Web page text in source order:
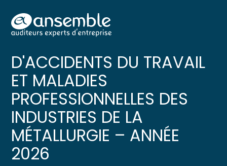
Aller
au
Créer et reprendre une activité
Gérer votre quotidien
Piloter votre entreprise
Développer votre entreprise
Construire votre patrimoine
Structurer votre croissance
Pilotez votre gestion
Suivre votre comptabilité
Gérer vos ressources humaines
Dématérialiser vos documents
TARIF DES COTISATIONS
D'ACCIDENTS DU TRAVAIL
ET MALADIES
PROFESSIONNELLES DES
INDUSTRIES DE LA
MÉTALLURGIE – ANNÉE
2026